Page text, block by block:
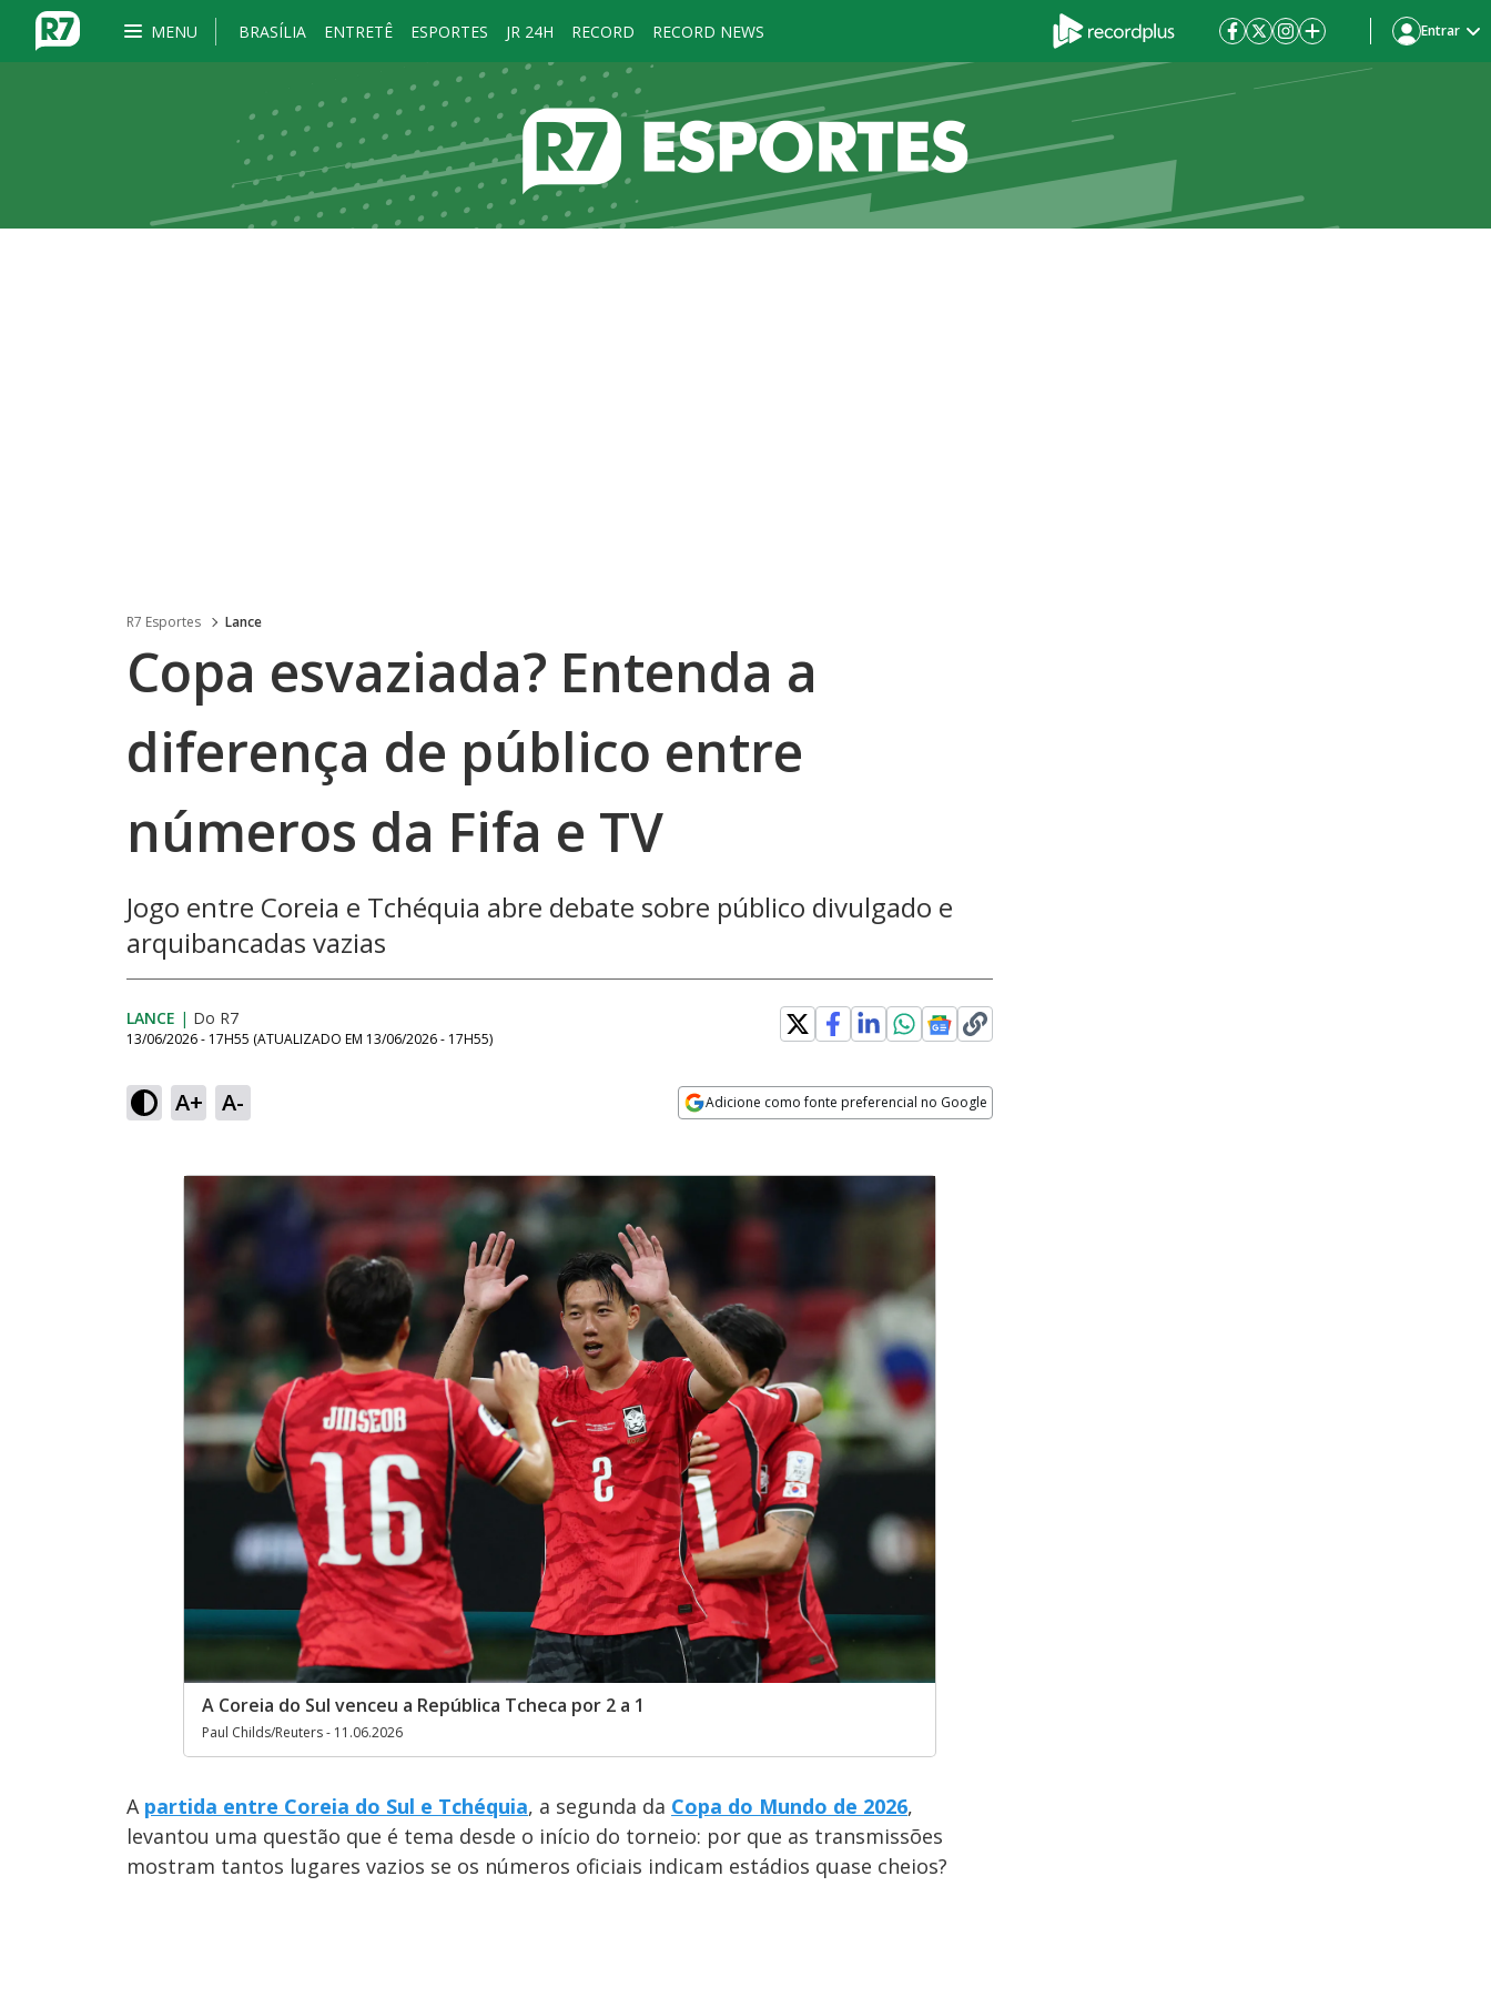
MENU BRASÍLIA ENTRETÊ ESPORTES JR 24H RECORD RECORD NEWS Entrar
R7 Esportes Lance
Copa esvaziada? Entenda a
diferença de público entre
números da Fifa e TV
Jogo entre Coreia e Tchéquia abre debate sobre público divulgado e
arquibancadas vazias
LANCE | Do R7
13/06/2026 - 17H55 (ATUALIZADO EM 13/06/2026 - 17H55)
A+ A- Adicione como fonte preferencial no Google
A Coreia do Sul venceu a República Tcheca por 2 a 1
Paul Childs/Reuters - 11.06.2026
A partida entre Coreia do Sul e Tchéquia, a segunda da Copa do Mundo de 2026,
levantou uma questão que é tema desde o início do torneio: por que as transmissões
mostram tantos lugares vazios se os números oficiais indicam estádios quase cheios?